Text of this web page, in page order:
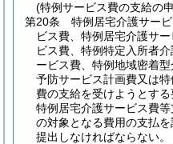
(特例サービス費の支給の
第20条
特例居宅介護サー
ビス費、特例居宅介護サ
ビス費、特例特定入所者
ービス費、特例地域密着
予防サービス計画費又は
費の支給を受けようとす
特例居宅介護サービス費
の対象となる費用の支払
提出しなければならない。